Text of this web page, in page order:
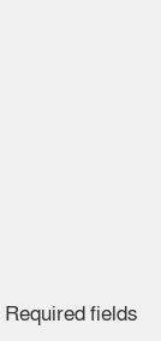
Required fields